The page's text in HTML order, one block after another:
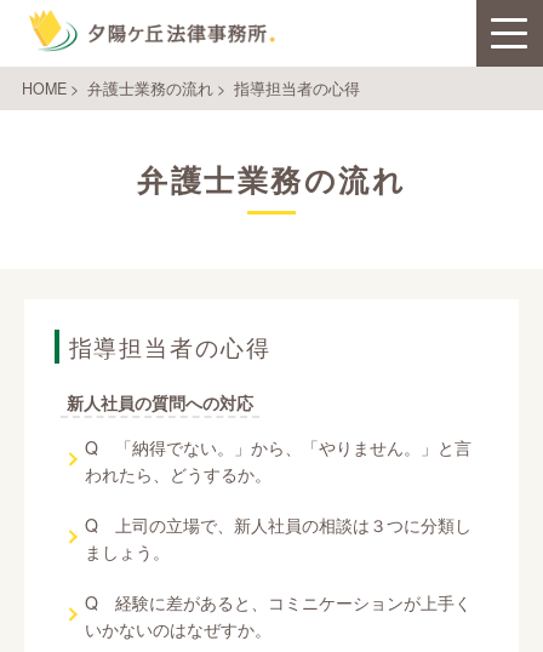
HOME> 弁護士業務の流れ> 指導担当者の心得
弁護士業務の流れ
指導担当者の心得
新人社員の質問への対応
Q 「納得でない。」から、「やりません。」と言
われたら、どうするか。
Q 上司の立場で、新人社員の相談は３つに分類し
ましょう。
Q 経験に差があると、コミニケーションが上手く
いかないのはなぜすか。